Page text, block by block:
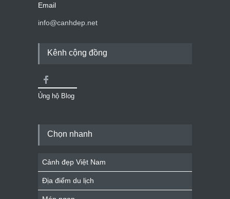
Email
info@canhdep.net
Kênh cộng đồng
Ủng hộ Blog
Chọn nhanh
Cảnh đẹp Việt Nam
Địa điểm du lịch